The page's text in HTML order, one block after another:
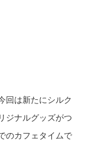
回は新たにシルク
ジナルグッズがつ
のカフェタイムで